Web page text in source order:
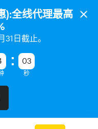
):全线代理最高
日截止。
02
秒